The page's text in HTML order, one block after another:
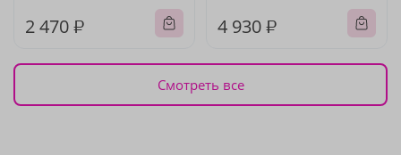
2 470 ₽ 4 930 ₽
Смотреть все